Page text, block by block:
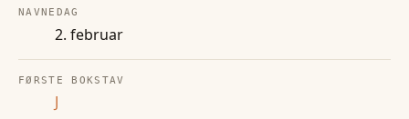
NAVNEDAG
2. februar
FØRSTE BOKSTAV
J